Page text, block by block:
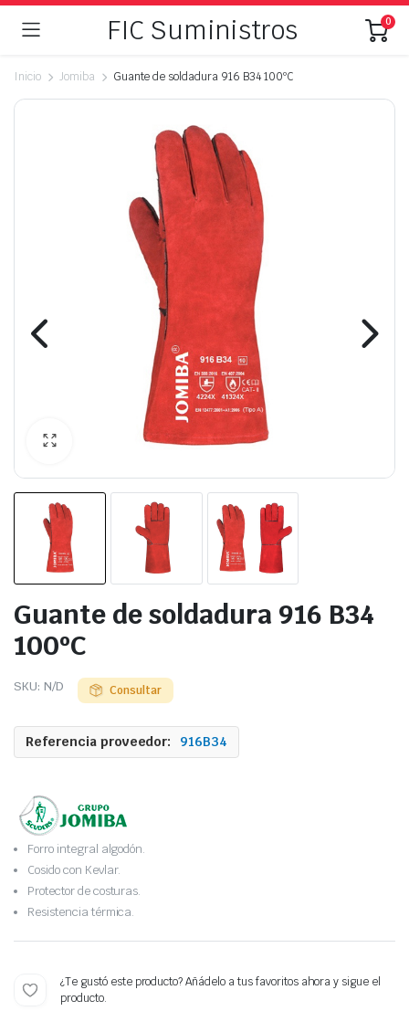
FIC Suministros 0
Inicio Jomiba Guante de soldadura 916 B34 100ºC
Guante de soldadura 916 B34
100ºC
SKU: N/D Consultar
Referencia proveedor: 916B34
Forro integral algodón.
Cosido con Kevlar.
Protector de costuras.
Resistencia térmica.
¿Te gustó este producto? Añádelo a tus favoritos ahora y sigue el
producto.